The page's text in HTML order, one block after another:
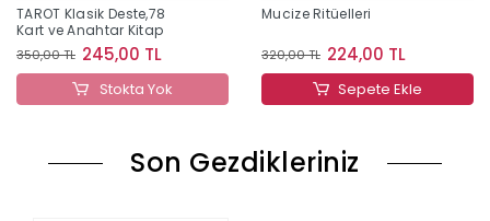
TAROT Klasik Deste,78
Kart ve Anahtar Kitap
350,00 TL 245,00 TL
Stokta Yok
Mucize Ritüelleri
320,00 TL 224,00 TL
Sepete Ekle
Son Gezdikleriniz